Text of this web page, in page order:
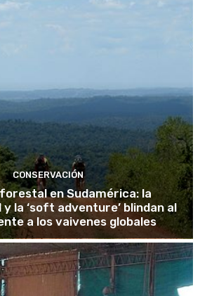
CONSERVACIÓN
en Sudamérica: la
la ‘soft adventure’ blindan al
a los vaivenes globales